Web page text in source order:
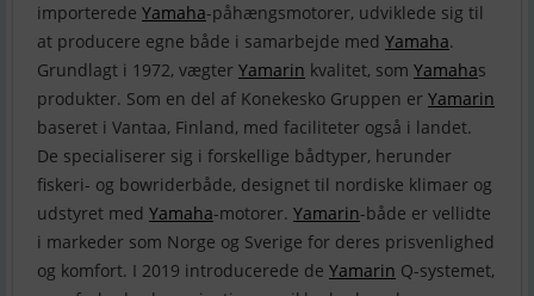
importerede Yamaha-påhængsmotorer, udviklede sig til
at producere egne både i samarbejde med Yamaha.
Grundlagt i 1972, vægter Yamarin kvalitet, som Yamahas
produkter. Som en del af Konekesko Gruppen er Yamarin
baseret i Vantaa, Finland, med faciliteter også i landet.
De specialiserer sig i forskellige bådtyper, herunder
fiskeri- og bowriderbåde, designet til nordiske klimaer og
udstyret med Yamaha-motorer. Yamarin-både er vellidte
i markeder som Norge og Sverige for deres prisvenlighed
og komfort. I 2019 introducerede de Yamarin Q-systemet,